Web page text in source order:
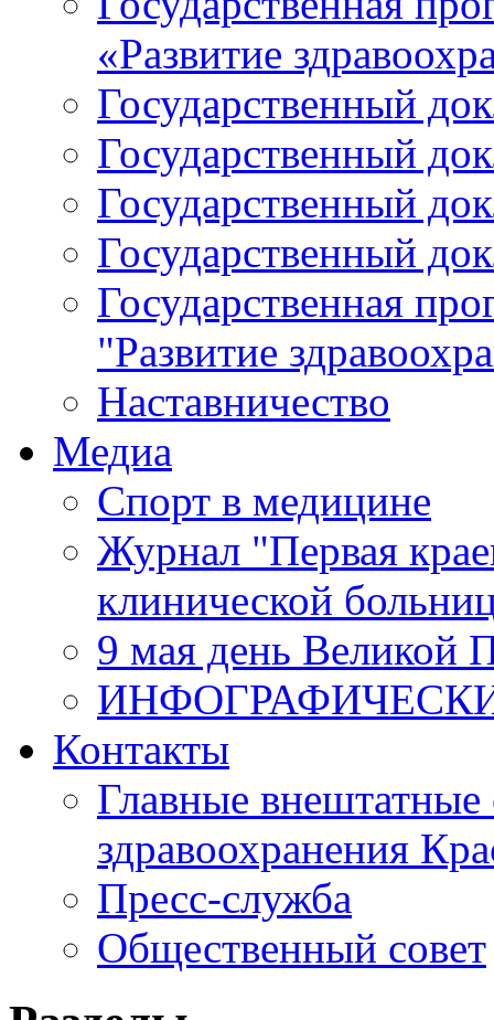
«Развитие
Государственный
Государственный
Государственный
Государственный
Государственная
"Развитие
Наставничество
Медиа
Спорт в медицине
Журнал "Первая
клинической
9 мая день Великой
Контакты
Главные внештатные
здравоохранения
Пресс-служба
Общественный совет